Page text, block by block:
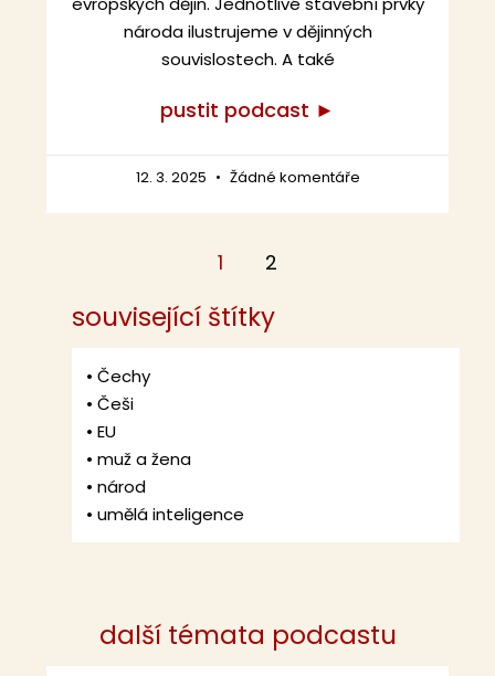
národa ilustrujeme v dějinných
souvislostech. A také
pustit podcast ►
12. 3. 2025 Žádné komentáře
1 2
související štítky
•Čechy
•Češi
•EU
•muž a žena
•národ
•umělá inteligence
další témata podcastu